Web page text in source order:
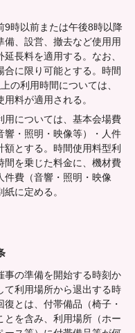
9時以前または午後8時以降
備、設営、撤去など使用用
長料を適用する。なお、
合に限り可能とする。時間
の利用時間については、
料が適用される。
用については、基本会場費
響・照明・映像等）・人件
額とする。時間使用料型利
間を乗じた料金に、機材費
件費（音響・照明・映像
に定める。
事の準備を開始する時刻か
て利用場所から退出する時
とは、付帯備品（椅子・
とを含み、利用場所（ホー